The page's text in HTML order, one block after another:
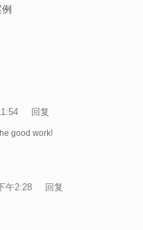
回复
good work!
午2:28
回复